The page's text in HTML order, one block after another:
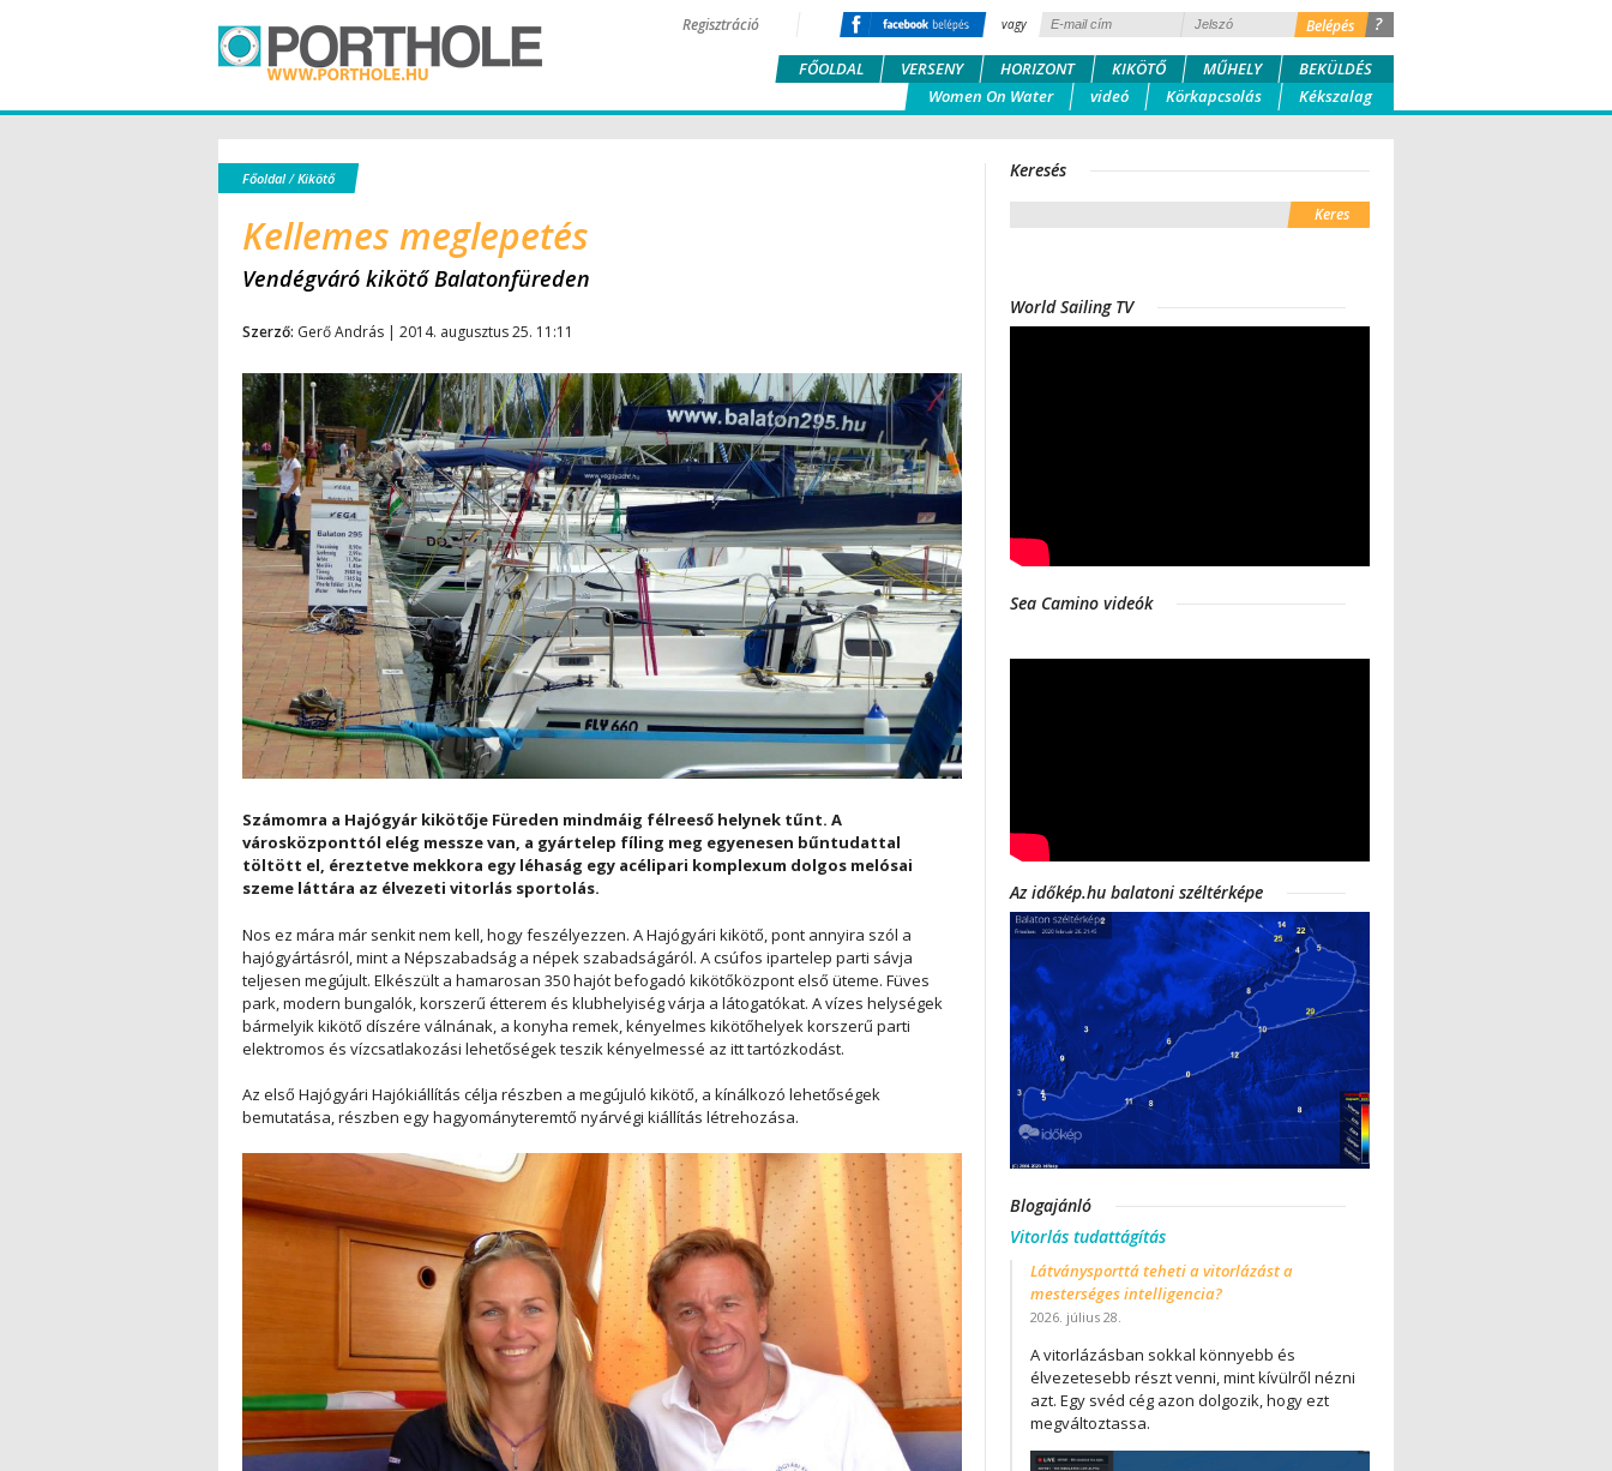
?
vagy
Regisztráció
FŐOLDAL VERSENY HORIZONT KIKÖTŐ MŰHELY
BEKÜLDÉS
Women On Water
videó Körkapcsolás Kékszalag
Főoldal/Kikötő
Kellemes meglepetés
Vendégváró kikötő Balatonfüreden
Szerző: Gerő András | 2014. augusztus 25. 11:11
Számomra a Hajógyár kikötője Füreden mindmáig félreeső helynek tűnt. A
városközponttól elég messze van, a gyártelep fíling meg egyenesen bűntudattal
töltött el, éreztetve mekkora egy léhaság egy acélipari komplexum dolgos melósai
szeme láttára az élvezeti vitorlás sportolás.
Nos ez mára már senkit nem kell, hogy feszélyezzen. A Hajógyári kikötő, pont annyira szól a
hajógyártásról, mint a Népszabadság a népek szabadságáról. A csúfos ipartelep parti sávja
teljesen megújult. Elkészült a hamarosan 350 hajót befogadó kikötőközpont első üteme. Füves
park, modern bungalók, korszerű étterem és klubhelyiség várja a látogatókat. A vízes helységek
bármelyik kikötő díszére válnának, a konyha remek, kényelmes kikötőhelyek korszerű parti
elektromos és vízcsatlakozási lehetőségek teszik kényelmessé az itt tartózkodást.
Az első Hajógyári Hajókiállítás célja részben a megújuló kikötő, a kínálkozó lehetőségek
bemutatása, részben egy hagyományteremtő nyárvégi kiállítás létrehozása.
Keresés
World Sailing TV
Sea Camino videók
Az időkép.hu balatoni széltérképe
Blogajánló
Vitorlás tudattágítás
Látványsporttá teheti a vitorlázást a
mesterséges intelligencia?
2026. július 28.
A vitorlázásban sokkal könnyebb és
élvezetesebb részt venni, mint kívülről nézni
azt. Egy svéd cég azon dolgozik, hogy ezt
megváltoztassa.